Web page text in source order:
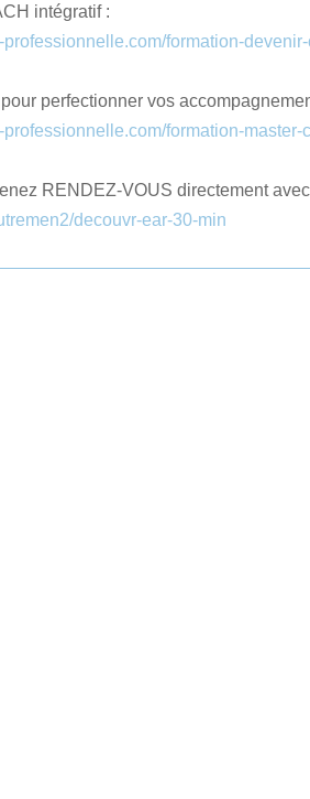
intégratif :
formation-
perfectionner vos
formation-master-
RENDEZ-VOUS directement
decouvr-ear-30-min